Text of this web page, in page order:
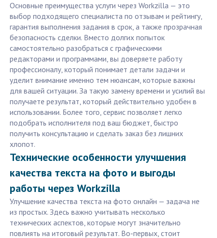
Основные преимущества услуги через Workzilla — это
выбор подходящего специалиста по отзывам и рейтингу,
гарантия выполнения задания в срок, а также прозрачная
безопасность сделки. Вместо долгих попыток
самостоятельно разобраться с графическими
редакторами и программами, вы доверяете работу
профессионалу, который понимает детали задачи и
уделит внимание именно тем нюансам, которые важны
для вашей ситуации. За такую замену времени и усилий вы
получаете результат, который действительно удобен в
использовании. Более того, сервис позволяет легко
подобрать исполнителя под ваш бюджет, быстро
получить консультацию и сделать заказ без лишних
хлопот.
Технические особенности улучшения
качества текста на фото и выгоды
работы через Workzilla
Улучшение качества текста на фото онлайн — задача не
из простых. Здесь важно учитывать несколько
технических аспектов, которые могут значительно
повлиять на итоговый результат. Во-первых, стоит